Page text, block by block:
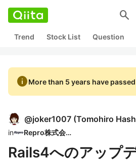
search
Trend Stock List Question
infoMore than 5 years have
@joker1007 (Tomohiro
in Repro株式会社
Rails4へのアップ